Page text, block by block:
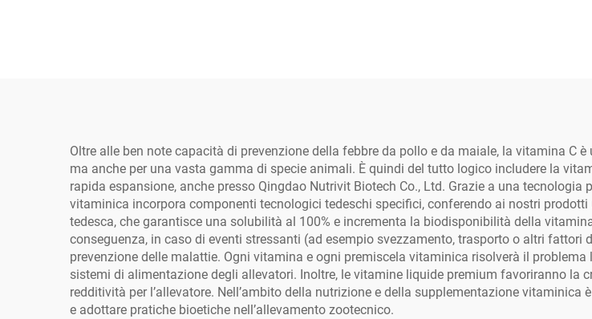
Oltre alle ben note capacità di prevenzione della febbre da pollo e da maiale, la vitamina
ma anche per una vasta gamma di specie animali. È quindi del tutto logico includere la
rapida espansione, anche presso Qingdao Nutrivit Biotech Co., Ltd. Grazie a una
vitaminica incorpora componenti tecnologici tedeschi specifici, conferendo ai nostri
tedesca, che garantisce una solubilità al 100% e incrementa la biodisponibilità della
conseguenza, in caso di eventi stressanti (ad esempio svezzamento, trasporto o altri
prevenzione delle malattie. Ogni vitamina e ogni premiscela vitaminica risolverà il
sistemi di alimentazione degli allevatori. Inoltre, le vitamine liquide premium favoriranno la
redditività per l’allevatore. Nell’ambito della nutrizione e della supplementazione
e adottare pratiche bioetiche nell’allevamento zootecnico.